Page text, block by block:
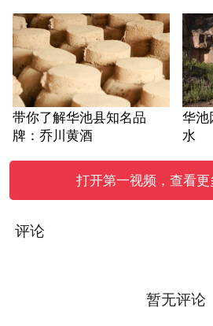
带你了解华池县知名品
牌：乔川黄酒
华池
水
打开第一视频，查看
评论
暂无评论